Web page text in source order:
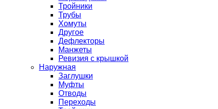
Тройники
Трубы
Хомуты
Другое
Дефлекторы
Манжеты
Ревизия с крышкой
Наружная
Заглушки
Муфты
Отводы
Переходы